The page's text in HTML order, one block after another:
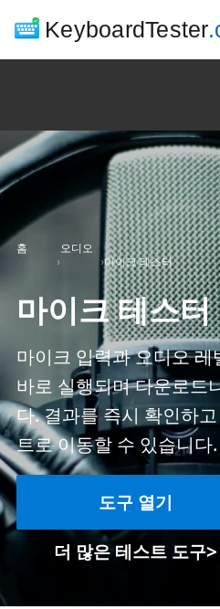
KeyboardTester
홈
›
오디오
›마이크 테스터
마이크 테스터
마이크 입력과 오디오
바로 실행되며 다운로드
다. 결과를 즉시 확인하
트로 이동할 수 있습니다.
도구 열기
더 많은 테스트 도구>